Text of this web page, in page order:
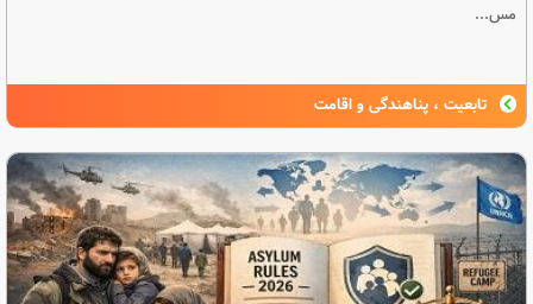
مس...
تابعیت ، پناهندگی و اقامت